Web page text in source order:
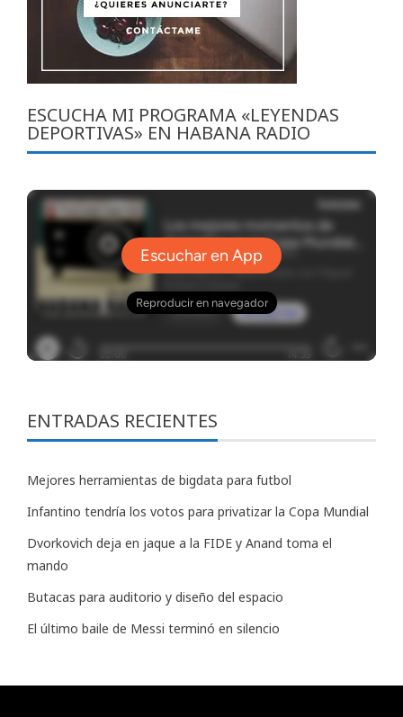
ESCUCHA MI PROGRAMA «LEYENDAS
DEPORTIVAS» EN HABANA RADIO
ENTRADAS RECIENTES
Mejores herramientas de bigdata para futbol
Infantino tendría los votos para privatizar la Copa Mundial
Dvorkovich deja en jaque a la FIDE y Anand toma el
mando
Butacas para auditorio y diseño del espacio
El último baile de Messi terminó en silencio